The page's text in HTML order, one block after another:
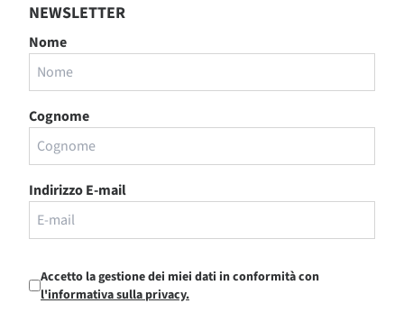
NEWSLETTER
Nome
Cognome
Indirizzo E-mail
Accetto la gestione dei miei dati in conformità con
l'informativa sulla privacy.